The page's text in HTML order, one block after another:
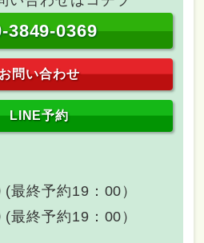
3849-0369
問い合わせ
LINE予約
最終予約19：00）
最終予約19：00）